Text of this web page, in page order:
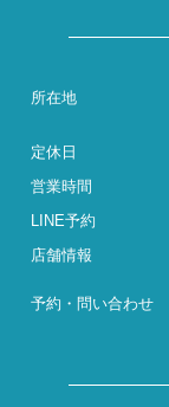
所在地
定休日
営業時間
LINE予約
店舗情報
予約・問い合わせ